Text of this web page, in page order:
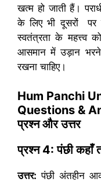
खत्म हो जाती हैं।
के लिए भी दूसरों पर
स्वतंत्रता के महत्त्व
आसमान में उड़ान भरने
रखना चाहिए।
Hum Panchi
Questions &
प्रश्न और उत्तर
प्रश्न4:पंछी कहाँ
उत्तर: पंछी अंतहीन